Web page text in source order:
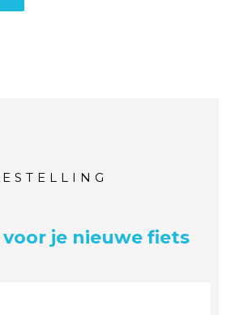
voor je nieuwe fiets